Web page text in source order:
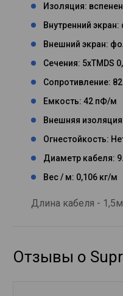
Изоляция:
Внутренний
Внешний экран:
Сечения: 5xTMDS
Сопротивление:
Емкость: 42 пФ/м
Внешняя
Огнестойкость:
Диаметр кабеля:
Вес / м: 0,106 кг/м
Длина кабеля -
Отзывы о